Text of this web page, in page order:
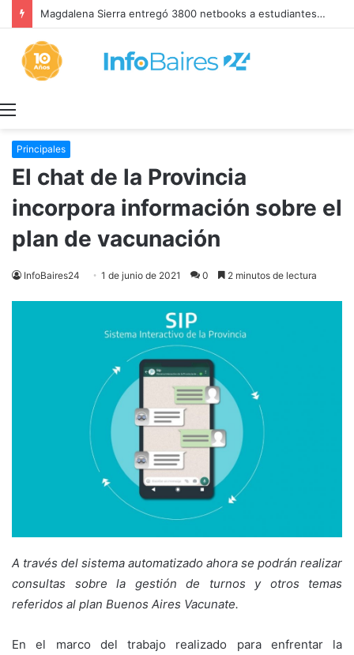
SIGUEN LOS FEMICIDIOS, FALTAN DENUNCIAS Y GESTION: MILEI NIEGA LA REALIDAD
Principales
El chat de la Provincia
incorpora información sobre el
plan de vacunación
InfoBaires24 1 de junio de 2021 0 2 minutos de lectura
A través del sistema automatizado ahora se podrán realizar
consultas sobre la gestión de turnos y otros temas
referidos al plan Buenos Aires Vacunate.
En el marco del trabajo realizado para enfrentar la